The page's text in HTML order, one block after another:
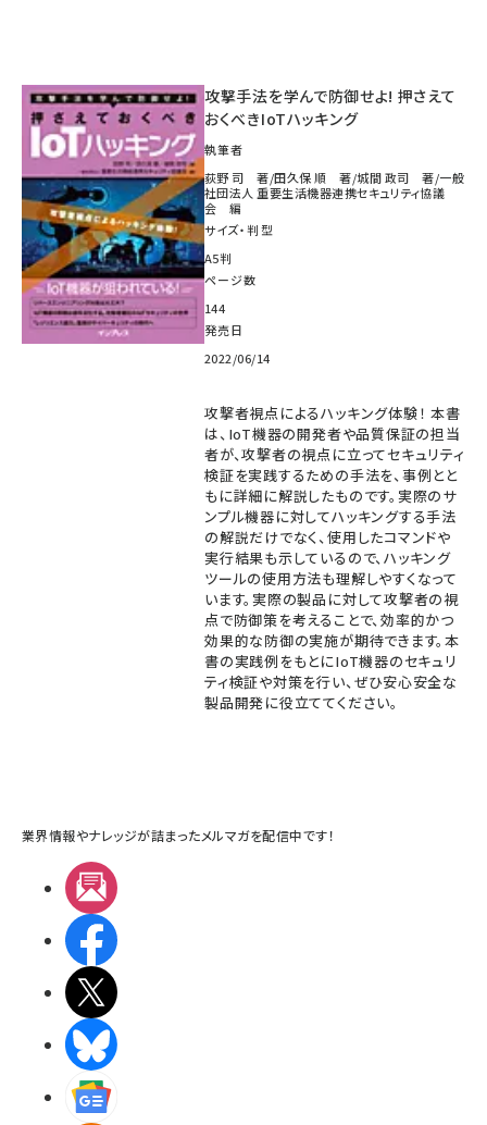
攻撃手法を学んで防御せよ! 押さえて
おくべきIoTハッキング
執筆者
荻野 司 著/田久保 順 著/城間 政司 著/一般
社団法人 重要生活機器連携セキュリティ協議
会 編
サイズ・判型
A5判
ページ数
144
発売日
2022/06/14
攻撃者視点によるハッキング体験！ 本書
は、IoT機器の開発者や品質保証の担当
者が、攻撃者の視点に立ってセキュリティ
検証を実践するための手法を、事例とと
もに詳細に解説したものです。実際のサ
ンプル機器に対してハッキングする手法
の解説だけでなく、使用したコマンドや
実行結果も示しているので、ハッキング
ツールの使用方法も理解しやすくなって
います。実際の製品に対して攻撃者の視
点で防御策を考えることで、効率的かつ
効果的な防御の実施が期待できます。本
書の実践例をもとにIoT機器のセキュリ
ティ検証や対策を行い、ぜひ安心安全な
製品開発に役立ててください。
業界情報やナレッジが詰まったメルマガを配信中です！